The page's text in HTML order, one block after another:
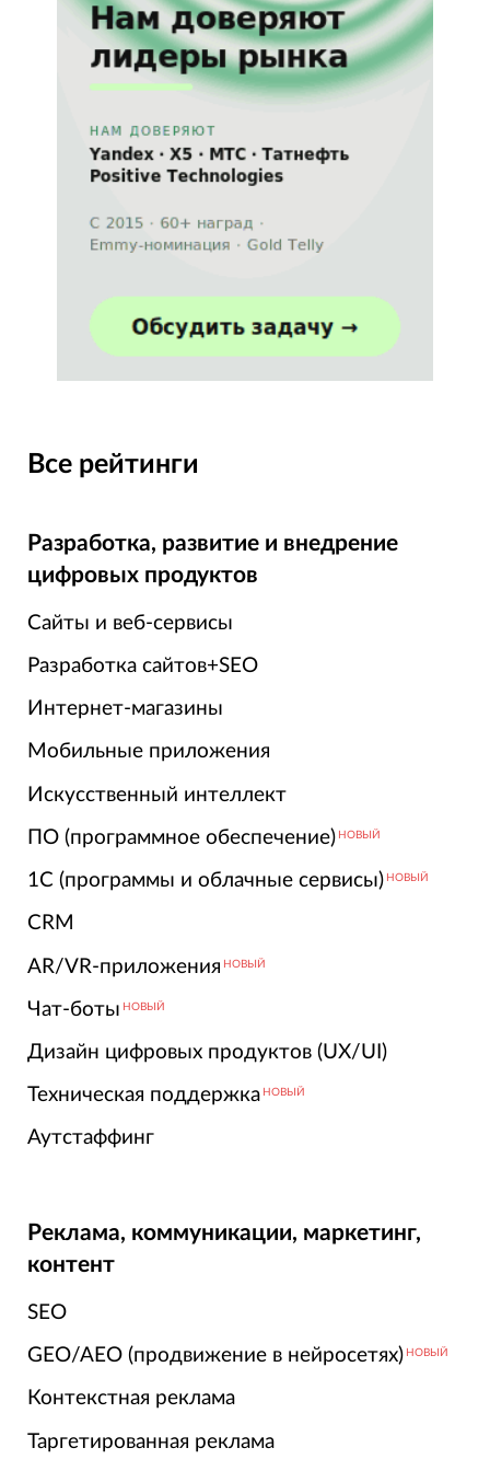
Все рейтинги
Разработка, развитие и внедрение
цифровых продуктов
Сайты и веб-сервисы
Разработка сайтов+SEO
Интернет-магазины
Мобильные приложения
Искусственный интеллект
ПО (программное обеспечение) НОВЫЙ
1С (программы и облачные сервисы) НОВЫЙ
CRM
AR/VR-приложения НОВЫЙ
Чат-боты НОВЫЙ
Дизайн цифровых продуктов (UX/UI)
Техническая поддержка НОВЫЙ
Аутстаффинг
Реклама, коммуникации, маркетинг,
контент
SEO
GEO/AEO (продвижение в нейросетях) НОВЫЙ
Контекстная реклама
Таргетированная реклама